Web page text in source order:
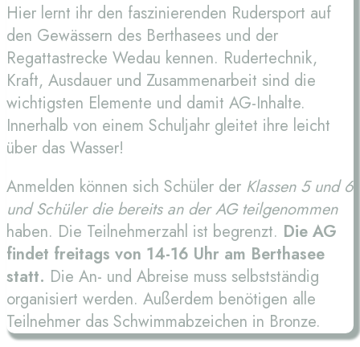
Hier lernt ihr den faszinierenden Rudersport auf
den Gewässern des Berthasees und der
Regattastrecke Wedau kennen. Rudertechnik,
Kraft, Ausdauer und Zusammenarbeit sind die
wichtigsten Elemente und damit AG-Inhalte.
Innerhalb von einem Schuljahr gleitet ihre leicht
über das Wasser!
Anmelden können sich Schüler der Klassen 5 und 6
und Schüler die bereits an der AG teilgenommen
haben. Die Teilnehmerzahl ist begrenzt. Die AG
findet freitags von 14-16 Uhr am Berthasee
statt. Die An- und Abreise muss selbstständig
organisiert werden. Außerdem benötigen alle
Teilnehmer das Schwimmabzeichen in Bronze.